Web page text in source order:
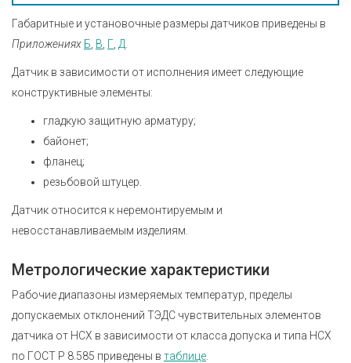
Габаритные и установочные размеры датчиков приведены в
Приложениях Б В Г Д
Датчик в зависимости от исполнения имеет следующие
конструктивные элементы:
гладкую защитную арматуру;
байонет;
фланец;
резьбовой штуцер.
Датчик относится к неремонтируемым и
невосстанавливаемым изделиям.
Метрологические характеристики
Рабочие диапазоны измеряемых температур, пределы
допускаемых отклонений ТЭДС чувствительных элементов
датчика от НСХ в зависимости от класса допуска и типа НСХ
по ГОСТ Р 8.585 приведены в таблице